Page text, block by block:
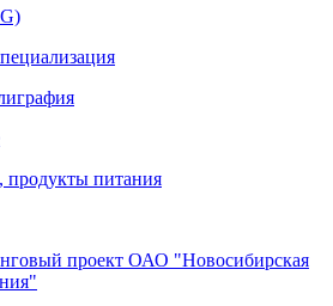
продукты питания
проект ОАО "Новосибирская